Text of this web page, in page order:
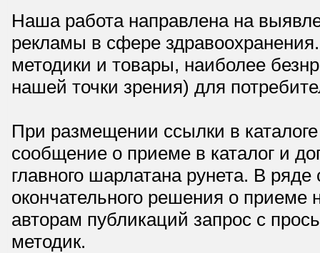
Наша работа направлена на
рекламы в сфере
методики и товары, наиболее
нашей точки зрения) для
При размещении ссылки в
сообщение о приеме в каталог и
главного шарлатана рунета. В
окончательного решения о приеме
авторам публикаций запрос с
методик.